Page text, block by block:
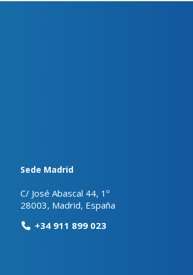
Sede Madrid
C/ José Abascal 44, 1º
28003, Madrid, España
+34 911 899 023